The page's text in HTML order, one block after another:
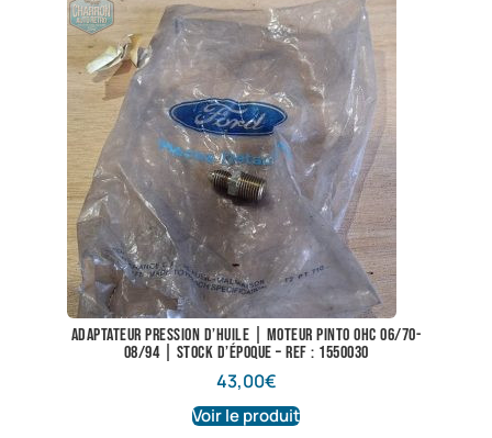
Adaptateur pression d’huile | Moteur Pinto OHC 06/70-
08/94 | Stock d’époque – Ref : 1550030
43,00€
Voir le produit